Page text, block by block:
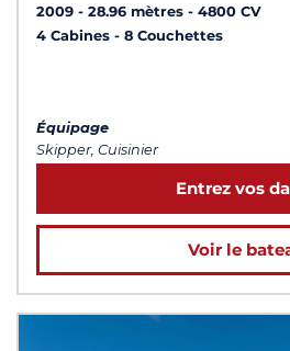
2009 28.96 mètres
4800 CV
4 Cabines
8 Couchettes
Équipage
Skipper, Cuisinier
Entrez vos
Voir le